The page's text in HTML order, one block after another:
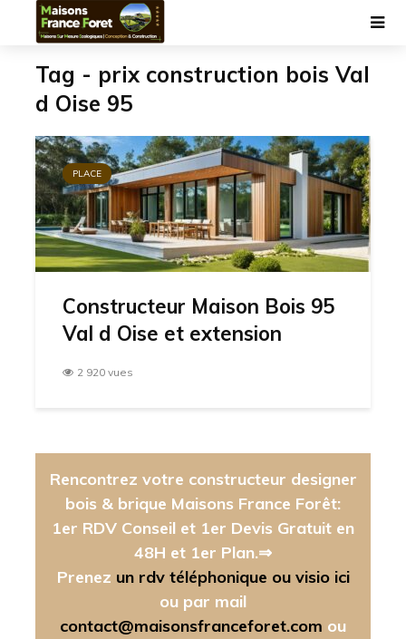
Tag - prix construction bois Val
d Oise 95
PLACE
Constructeur Maison Bois 95
Val d Oise et extension
2 920 vues
Rencontrez votre constructeur designer
bois & brique Maisons France Forêt:
1er RDV Conseil et 1er Devis Gratuit en
48H et 1er Plan.⇒
Prenez un rdv téléphonique ou visio ici
ou par mail
contact@maisonsfranceforet.com ou